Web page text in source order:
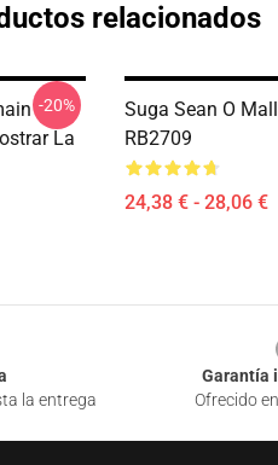
relacionados
La
-20%
Suga Sean O
RB2709
24,38 € - 28,06 €
la entrega
Garantía
Ofrecido